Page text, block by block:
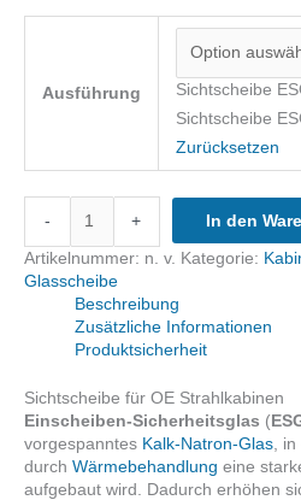
Ausführung
Sichtscheibe
Sichtscheibe
Zurücksetzen
-
ESG
für
OE
Strahlkabinen
+
In den
Artikelnummer: n. v. Kategorie:
Glasscheibe
Beschreibung
Zusätzliche Informationen
Produktsicherheit
Sichtscheibe für OE Strahlkabinen
Einscheiben-Sicherheitsglas (
vorgespanntes Kalk-Natron-Glas ,
durch Wärmebehandlung eine
aufgebaut wird. Dadurch erhöhen